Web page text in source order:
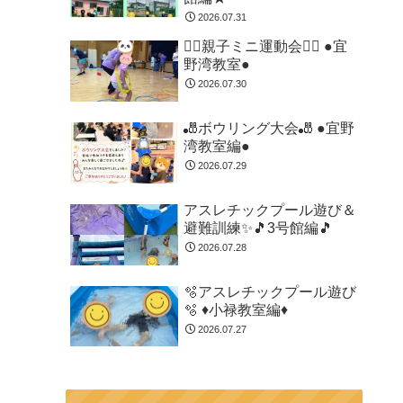
2026.07.31
🏃‍♂️親子ミニ運動会🏃‍♂️ ●宜
野湾教室●
2026.07.30
🎳ボウリング大会🎳 ●宜野
湾教室編●
2026.07.29
アスレチックプール遊び＆
避難訓練✨🎵3号館編🎵
2026.07.28
🫧アスレチックプール遊び
🫧 ♦小禄教室編♦
2026.07.27